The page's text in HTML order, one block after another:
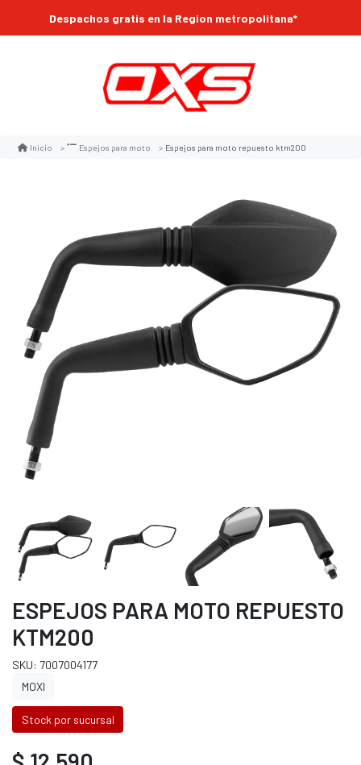
Despachos gratis en la Region metropolitana*
Inicio Espejos para moto Espejos para moto repuesto ktm200
ESPEJOS PARA MOTO REPUESTO
KTM200
SKU: 7007004177
MOXI
Stock por sucursal